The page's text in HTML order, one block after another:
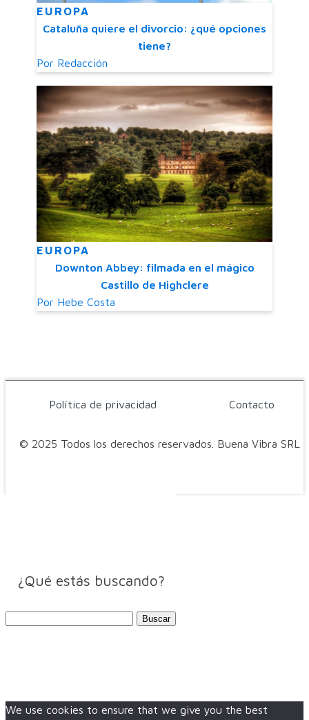
EUROPA
Cataluña quiere el divorcio: ¿qué opciones
tiene?
Por Redacción
EUROPA
Downton Abbey: filmada en el mágico
Castillo de Highclere
Por Hebe Costa
© 2025 Todos los derechos reservados. Buena Vibra SRL
Política de privacidad Contacto
¿Qué estás buscando?
We use cookies to ensure that we give you the best